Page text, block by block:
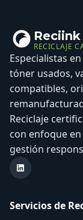
Reciink
RECICLAJE
Especialistas
tóner usados,
compatibles,
Reciclaje
con enfoque
gestión
LinkedIn
Servicios de